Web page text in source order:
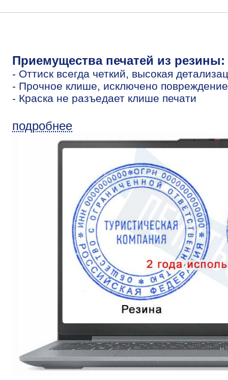
Приемущества печатей из резины:
- Оттиск всегда четкий, высокая
- Прочное клише, исключено
- Краска не разъедает клише печати
подробнее